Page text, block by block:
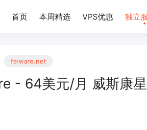
首页 本周精选 VPS优惠 独立
felware.net
- 64美元/月 威斯康